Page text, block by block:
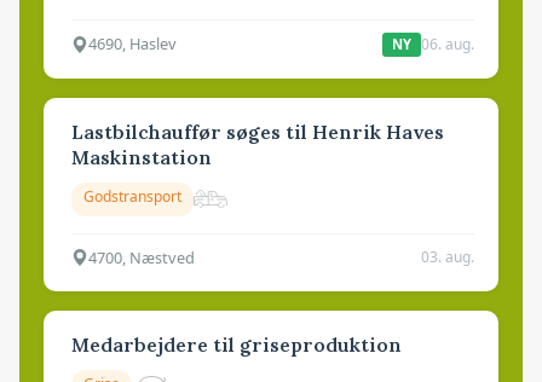
4690, Haslev NY 06. aug.
Lastbilchauffør søges til Henrik Haves
Maskinstation
Godstransport
4700, Næstved 03. aug.
Medarbejdere til griseproduktion